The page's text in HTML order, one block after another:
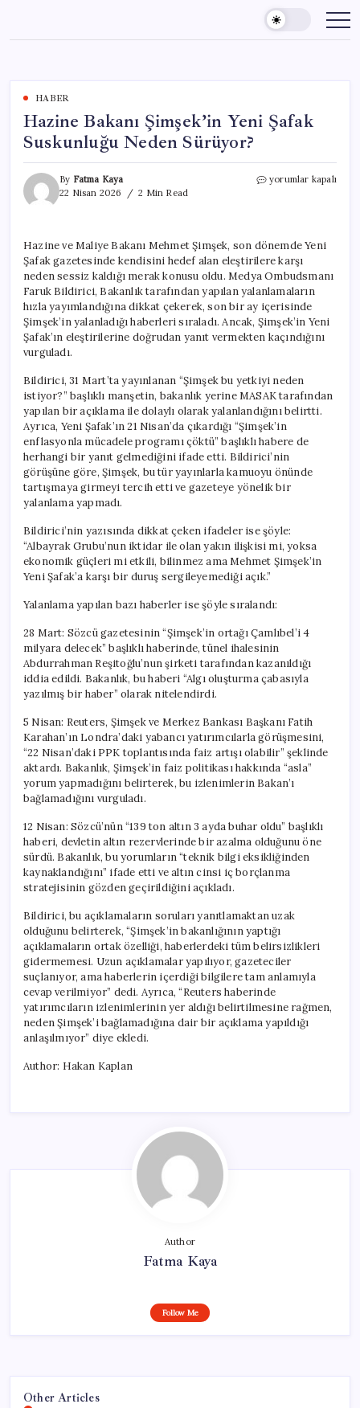
content
HABER
Hazine Bakanı Şimşek’in Yeni Şafak
Suskunluğu Neden Sürüyor?
By Fatma Kaya
22 Nisan 2026
2 Min Read
Hazine
Suskunluğu
Neden
Sürüyor?
için
yorumlar kapalı
Hazine ve Maliye Bakanı Mehmet Şimşek, son dönemde Yeni
Şafak gazetesinde kendisini hedef alan eleştirilere karşı
neden sessiz kaldığı merak konusu oldu. Medya Ombudsmanı
Faruk Bildirici, Bakanlık tarafından yapılan yalanlamaların
hızla yayımlandığına dikkat çekerek, son bir ay içerisinde
Şimşek’in yalanladığı haberleri sıraladı. Ancak, Şimşek’in Yeni
Şafak’ın eleştirilerine doğrudan yanıt vermekten kaçındığını
vurguladı.
Bildirici, 31 Mart’ta yayınlanan “Şimşek bu yetkiyi neden
istiyor?” başlıklı manşetin, bakanlık yerine MASAK tarafından
yapılan bir açıklama ile dolaylı olarak yalanlandığını belirtti.
Ayrıca, Yeni Şafak’ın 21 Nisan’da çıkardığı “Şimşek’in
enflasyonla mücadele programı çöktü” başlıklı habere de
herhangi bir yanıt gelmediğini ifade etti. Bildirici’nin
görüşüne göre, Şimşek, bu tür yayınlarla kamuoyu önünde
tartışmaya girmeyi tercih etti ve gazeteye yönelik bir
yalanlama yapmadı.
Bildirici’nin yazısında dikkat çeken ifadeler ise şöyle:
“Albayrak Grubu’nun iktidar ile olan yakın ilişkisi mi, yoksa
ekonomik güçleri mi etkili, bilinmez ama Mehmet Şimşek’in
Yeni Şafak’a karşı bir duruş sergileyemediği açık.”
Yalanlama yapılan bazı haberler ise şöyle sıralandı:
28 Mart: Sözcü gazetesinin “Şimşek’in ortağı Çamlıbel’i 4
milyara delecek” başlıklı haberinde, tünel ihalesinin
Abdurrahman Reşitoğlu’nun şirketi tarafından kazanıldığı
iddia edildi. Bakanlık, bu haberi “Algı oluşturma çabasıyla
yazılmış bir haber” olarak nitelendirdi.
5 Nisan: Reuters, Şimşek ve Merkez Bankası Başkanı Fatih
Karahan’ın Londra’daki yabancı yatırımcılarla görüşmesini,
“22 Nisan’daki PPK toplantısında faiz artışı olabilir” şeklinde
aktardı. Bakanlık, Şimşek’in faiz politikası hakkında “asla”
yorum yapmadığını belirterek, bu izlenimlerin Bakan’ı
bağlamadığını vurguladı.
12 Nisan: Sözcü’nün “139 ton altın 3 ayda buhar oldu” başlıklı
haberi, devletin altın rezervlerinde bir azalma olduğunu öne
sürdü. Bakanlık, bu yorumların “teknik bilgi eksikliğinden
kaynaklandığını” ifade etti ve altın cinsi iç borçlanma
stratejisinin gözden geçirildiğini açıkladı.
Bildirici, bu açıklamaların soruları yanıtlamaktan uzak
olduğunu belirterek, “Şimşek’in bakanlığının yaptığı
açıklamaların ortak özelliği, haberlerdeki tüm belirsizlikleri
gidermemesi. Uzun açıklamalar yapılıyor, gazeteciler
suçlanıyor, ama haberlerin içerdiği bilgilere tam anlamıyla
cevap verilmiyor” dedi. Ayrıca, “Reuters haberinde
yatırımcıların izlenimlerinin yer aldığı belirtilmesine rağmen,
neden Şimşek’i bağlamadığına dair bir açıklama yapıldığı
anlaşılmıyor” diye ekledi.
Author: Hakan Kaplan
Author
Fatma Kaya
Follow Me
Other Articles